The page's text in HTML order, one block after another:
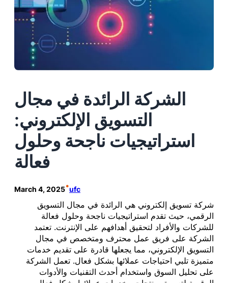
الشركة الرائدة في مجال
التسويق الإلكتروني:
استراتيجيات ناجحة وحلول
فعالة
March 4, 2025•ufc
شركة تسويق إلكتروني هي الرائدة في مجال التسويق
الرقمي، حيث تقدم استراتيجيات ناجحة وحلول فعالة
للشركات والأفراد لتحقيق أهدافهم على الإنترنت. تعتمد
الشركة على فريق عمل محترف ومتخصص في مجال
التسويق الإلكتروني، مما يجعلها قادرة على تقديم خدمات
متميزة تلبي احتياجات عملائها بشكل فعال. تعمل الشركة
على تحليل السوق واستخدام أحدث التقنيات والأدوات